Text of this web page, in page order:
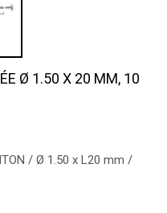
Ø 1.50 X 20 MM, 10
/ Ø 1.50 x L20 mm /